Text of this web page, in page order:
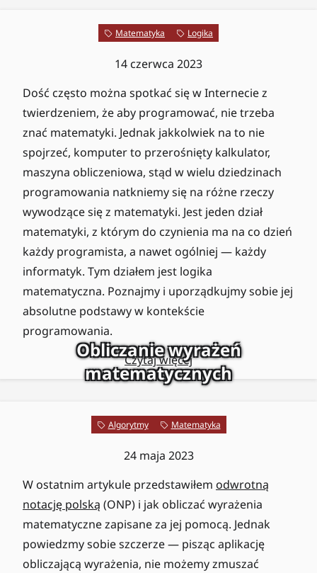
Matematyka Logika
14 czerwca 2023
Dość często można spotkać się w Internecie z
twierdzeniem, że aby programować, nie trzeba
znać matematyki. Jednak jakkolwiek na to nie
spojrzeć, komputer to przerośnięty kalkulator,
maszyna obliczeniowa, stąd w wielu dziedzinach
programowania natkniemy się na różne rzeczy
wywodzące się z matematyki. Jest jeden dział
matematyki, z którym do czynienia ma na co dzień
każdy programista, a nawet ogólniej — każdy
informatyk. Tym działem jest logika
matematyczna. Poznajmy i uporządkujmy sobie jej
absolutne podstawy w kontekście
programowania.
Czytaj więcej
Obliczanie wyrażeń
matematycznych
Algorytmy Matematyka
24 maja 2023
W ostatnim artykule przedstawiłem odwrotną
notację polską (ONP) i jak obliczać wyrażenia
matematyczne zapisane za jej pomocą. Jednak
powiedzmy sobie szczerze — pisząc aplikację
obliczającą wyrażenia, nie możemy zmuszać